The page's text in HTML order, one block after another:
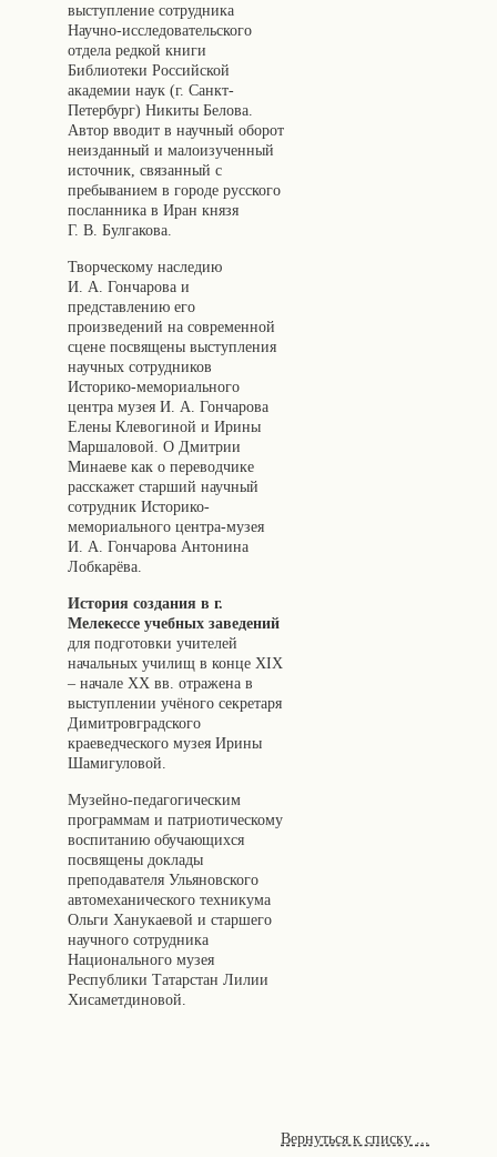
выступление сотрудника
Научно-исследовательского
отдела редкой книги
Библиотеки Российской
академии наук (г. Санкт-
Петербург) Никиты Белова.
Автор вводит в научный оборот
неизданный и малоизученный
источник, связанный с
пребыванием в городе русского
посланника в Иран князя
Г. В. Булгакова.
Творческому наследию
И. А. Гончарова и
представлению его
произведений на современной
сцене посвящены выступления
научных сотрудников
Историко-мемориального
центра музея И. А. Гончарова
Елены Клевогиной и Ирины
Маршаловой. О Дмитрии
Минаеве как о переводчике
расскажет старший научный
сотрудник Историко-
мемориального центра-музея
И. А. Гончарова Антонина
Лобкарёва.
История создания в г.
Мелекессе учебных заведений
для подготовки учителей
начальных училищ в конце XIX
– начале XX вв. отражена в
выступлении учёного секретаря
Димитровградского
краеведческого музея Ирины
Шамигуловой.
Музейно-педагогическим
программам и патриотическому
воспитанию обучающихся
посвящены доклады
преподавателя Ульяновского
автомеханического техникума
Ольги Ханукаевой и старшего
научного сотрудника
Национального музея
Республики Татарстан Лилии
Хисаметдиновой.
Вернуться к списку ...